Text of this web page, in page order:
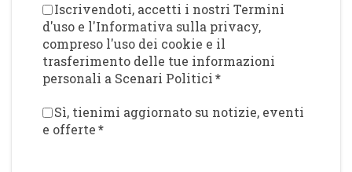
Iscrivendoti, accetti i nostri Termini
d'uso e l'Informativa sulla privacy,
compreso l'uso dei cookie e il
trasferimento delle tue informazioni
personali a Scenari Politici*
Sì, tienimi aggiornato su notizie, eventi
e offerte*